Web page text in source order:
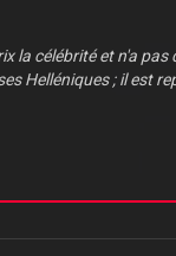
célébrité et n'a
Helléniques ; il est